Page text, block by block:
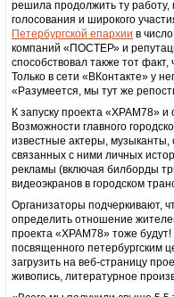
решила продолжить ту
голосования и широкого
Петербургской епархии в
компаний «ПОСТЕР» и
способствовал также тот
Только в сети «ВКонтакте» у
«Разумеется, мы тут же
К запуску проекта «ХРАМ78»
Возможности главного
известные актеры,
связанных с ними личных
рекламы (включая билборды
видеоэкранов в городском
Организаторы подчеркивают,
определить отношение
проекта «ХРАМ78» тоже будут!
посвященного петербургским
загрузить на веб-страницу
живопись, литературное